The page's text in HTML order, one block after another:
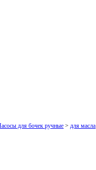
для бочек ручные > для масла